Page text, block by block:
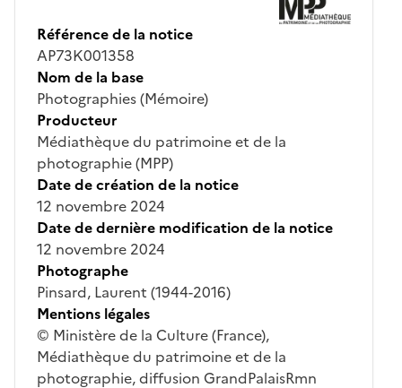
Référence de la notice
AP73K001358
Nom de la base
Photographies (Mémoire)
Producteur
Médiathèque du patrimoine et de la
photographie (MPP)
Date de création de la notice
12 novembre 2024
Date de dernière modification de la notice
12 novembre 2024
Photographe
Pinsard, Laurent (1944-2016)
Mentions légales
© Ministère de la Culture (France),
Médiathèque du patrimoine et de la
photographie, diffusion GrandPalaisRmn